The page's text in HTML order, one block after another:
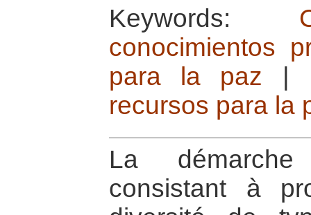
Keywords:
conocimientos
para la paz
recursos para la
La démarche
consistant à